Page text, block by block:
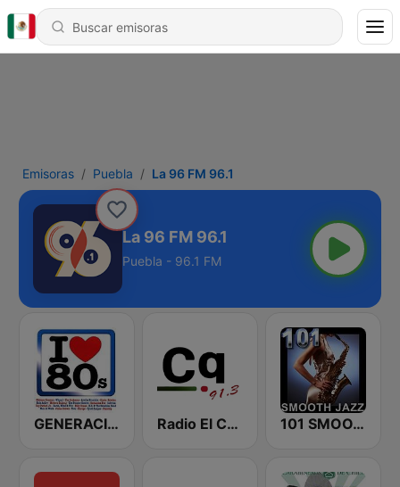
Emisoras Puebla La 96 FM 96.1
La 96 FM 96.1
Puebla - 96.1 FM
GENERACION 80s 90s Neltume Chile Radio El Conquistador 101 SMOOTH JAZZ